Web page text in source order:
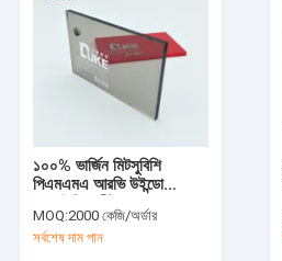
১০০% ভার্জিন মিটসুবিশি
পিএমএমএ আরভি উইন্ডো
১২২০*২৪৪০এমএম
MOQ:2000 কেজি/অর্ডার
সর্বশেষ দাম পান